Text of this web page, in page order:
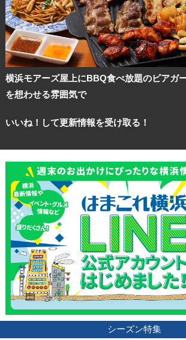
横浜モアーズ屋上にBBQ食べ放題のビアガ
を想わせる雰囲気で
いいね！して更新情報を受け取る！
シーズン特集